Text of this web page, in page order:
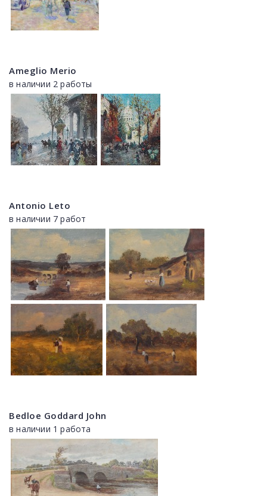
Ameglio Merio
в наличии 2 работы
Antonio Leto
в наличии 7 работ
Bedloe Goddard John
в наличии 1 работа